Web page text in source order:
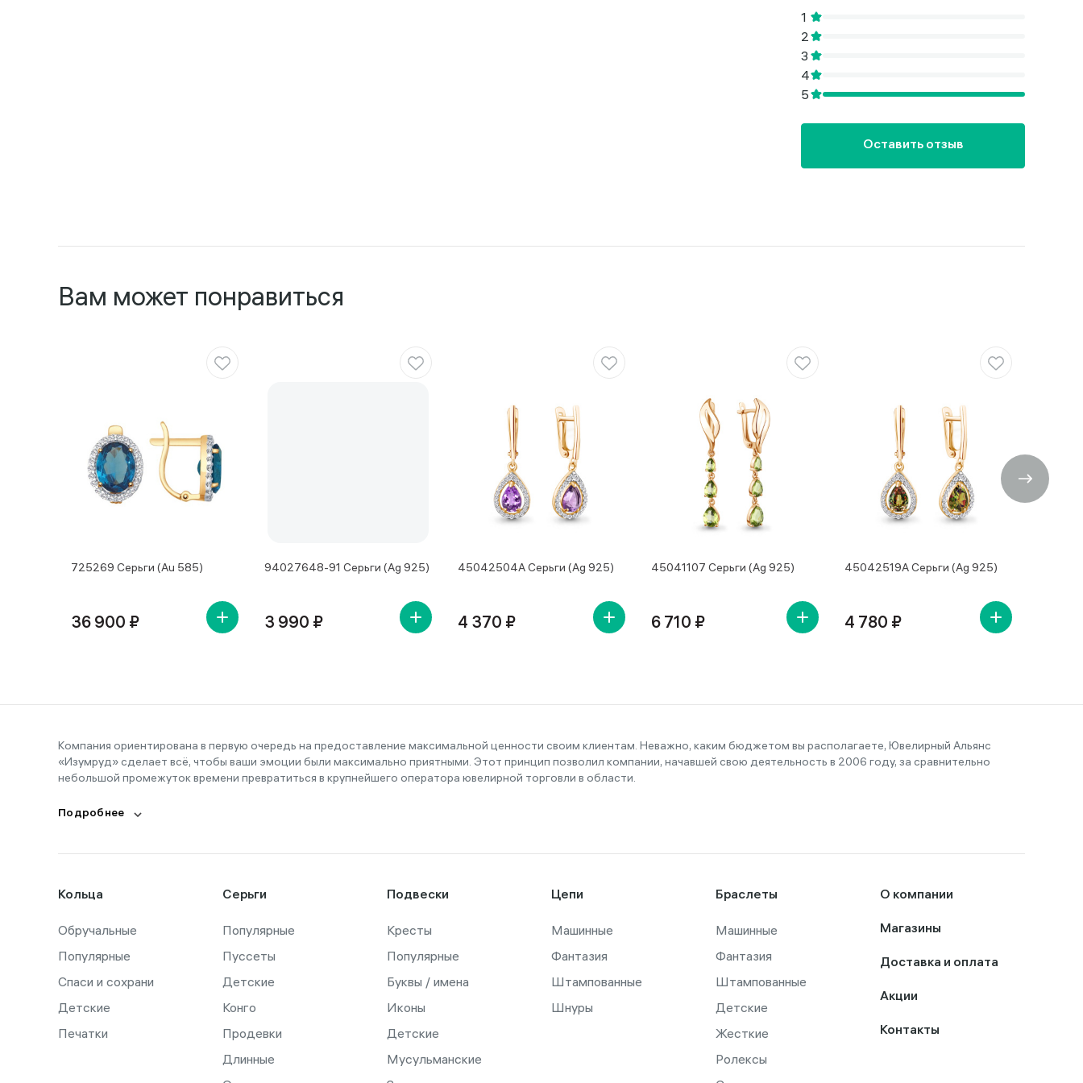
Оставить отзыв
Вам может понравиться
725269 Серьги (Au 585)
36 900 ₽
94027648-91 Серьги (Ag 925)
3 990 ₽
45042504А Серьги (Ag 925)
4 370 ₽
45041107 Серьги (Ag 925)
6 710 ₽
45042519А Серьги (Ag 925)
4 780 ₽
Компания ориентирована в первую очередь на предоставление максимальной ценности своим клиентам. Неважно, каким бюджетом вы располагаете, Ювелирный Альянс
«Изумруд» сделает всё, чтобы ваши эмоции были максимально приятными. Этот принцип позволил компании, начавшей свою деятельность в 2006 году, за сравнительно
небольшой промежуток времени превратиться в крупнейшего оператора ювелирной торговли в области.
Подробнее
Кольца
Обручальные
Популярные
Спаси и сохрани
Детские
Печатки
Серьги
Популярные
Пуссеты
Детские
Конго
Продевки
Длинные
Подвески
Кресты
Популярные
Буквы / имена
Иконы
Детские
Мусульманские
Цепи
Машинные
Фантазия
Штампованные
Шнуры
Браслеты
Машинные
Фантазия
Штампованные
Детские
Жесткие
Ролексы
О компании
Магазины
Доставка и оплата
Акции
Контакты